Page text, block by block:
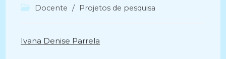
do
publicado:
Categoria
Docente / Projetos de pesquisa
Ivana Denise Parrela